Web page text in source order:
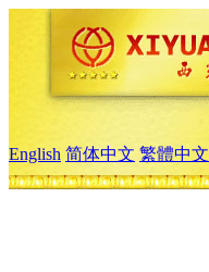
English 简体中文 繁體中文